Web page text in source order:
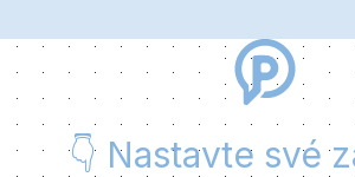
👇 Nastavte své